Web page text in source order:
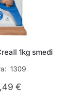
1kg smeđi
1309
€